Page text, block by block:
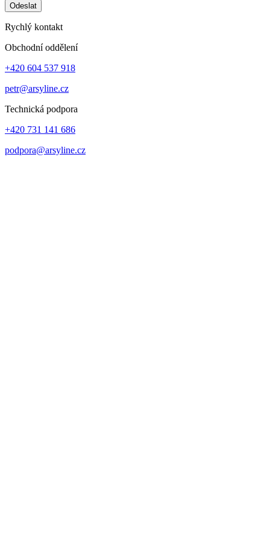
Odeslat
Rychlý kontakt
Obchodní oddělení
+420 604 537 918
petr@arsyline.cz
Technická podpora
+420 731 141 686
podpora@arsyline.cz